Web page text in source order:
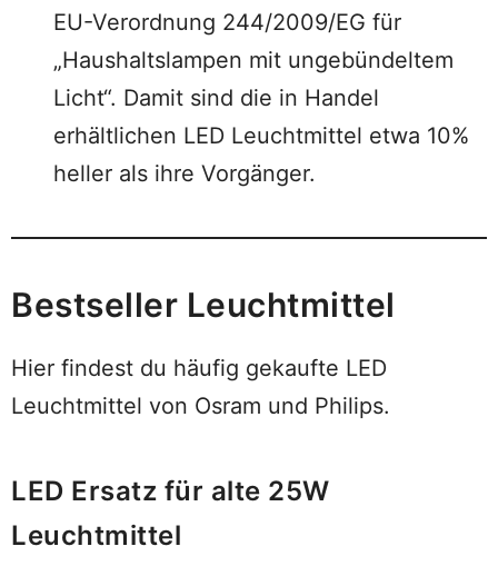
EU-Verordnung 244/2009/EG für
„Haushaltslampen mit ungebündeltem
Licht“. Damit sind die in Handel
erhältlichen LED Leuchtmittel etwa 10%
heller als ihre Vorgänger.
Bestseller Leuchtmittel
Hier findest du häufig gekaufte LED
Leuchtmittel von Osram und Philips.
LED Ersatz für alte 25W
Leuchtmittel